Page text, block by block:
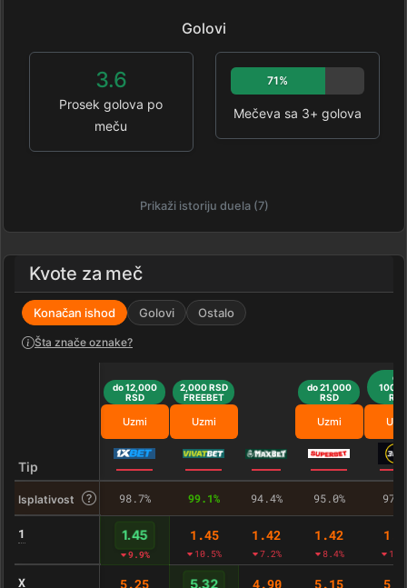
Golovi
3.6
Prosek golova po
meču
71%
Mečeva sa 3+ golova
Prikaži istoriju duela (7)
Kvote za meč
Konačan ishod Golovi Ostalo
Šta znače oznake?
Tip
do 12,000
RSD
Uzmi
2,000 RSD
FREEBET
Uzmi
do 21,000
RSD
Uzmi
do
RSD
Isplativost 98.7% 99.1% 94.4% 95.0%
1 1.45
9.9%
1.45
10.5%
1.42
7.2%
1.42
8.4%
X 5.25 5.32 4.90 5.15